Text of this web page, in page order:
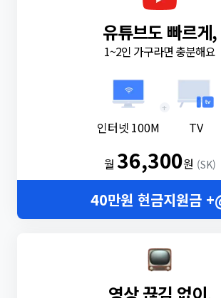
유튜브도 빠르게,
1~2인 가구라면 충분해요
인터넷 100M
+
TV
월36,300원 (SK)
40만원 현금지원금